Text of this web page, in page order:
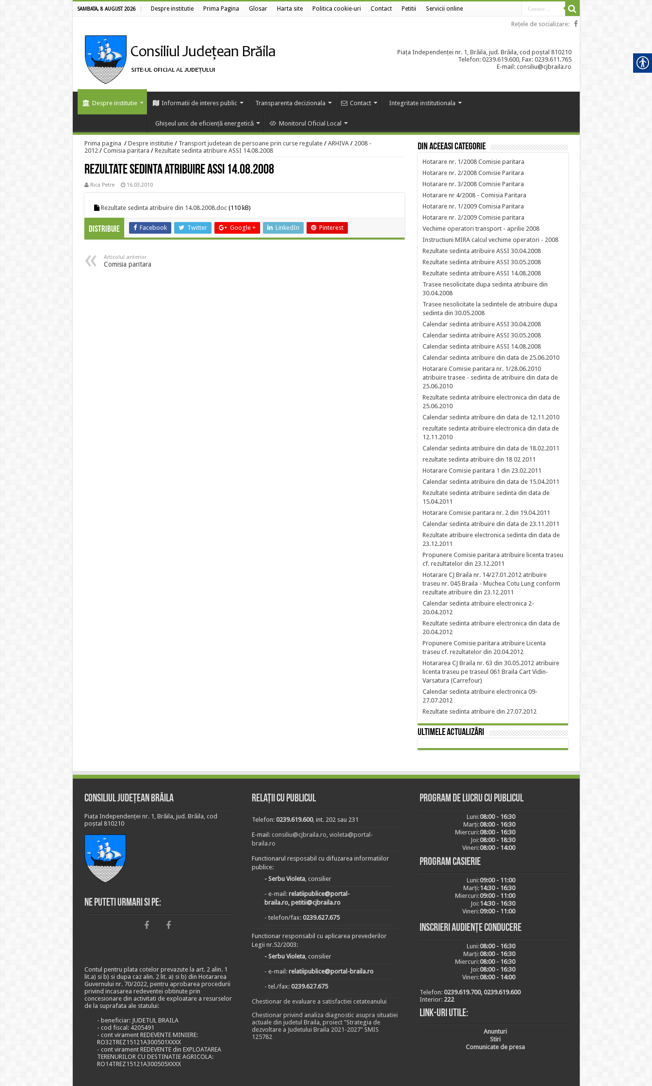
SAMBATA, 8 AUGUST 2026 Despre institutie Prima Pagina Glosar Harta site Politica cookie-uri Contact Petitii Servicii online
Rețele de socializare:
Piața Independenței nr. 1, Brăila, jud. Brăila, cod poștal 810210
Telefon: 0239.619.600, Fax: 0239.611.765
E-mail: consiliu@cjbraila.ro
Despre institutie Informatii de interes public Transparenta decizionala Contact Integritate institutionala
Ghișeul unic de eficiență energetică Monitorul Oficial Local
Prima pagina / Despre institutie / Transport judetean de persoane prin curse regulate / ARHIVA / 2008 -
2012 / Comisia paritara / Rezultate sedinta atribuire ASSI 14.08.2008
Rezultate sedinta atribuire ASSI 14.08.2008
Rica Petre 16.03.2010
Rezultate sedinta atribuire din 14.08.2008.doc(110 kB)
Distribuie Facebook Twitter Google + LinkedIn Pinterest
Articolul anterior
Comisia paritara
Din aceeasi categorie
Hotarare nr. 1/2008 Comisie paritara
Hotarare nr. 2/2008 Comisie Paritara
Hotarare nr. 3/2008 Comisie Paritara
Hotarare nr 4/2008 - Comisia Paritara
Hotarare nr. 1/2009 Comisia Paritara
Hotarare nr. 2/2009 Comisie paritara
Vechime operatori transport - aprilie 2008
Instructiuni MIRA calcul vechime operatori - 2008
Rezultate sedinta atribuire ASSI 30.04.2008
Rezultate sedinta atribuire ASSI 30.05.2008
Rezultate sedinta atribuire ASSI 14.08.2008
Trasee nesolicitate dupa sedinta atribuire din
30.04.2008
Trasee nesolicitate la sedintele de atribuire dupa
sedinta din 30.05.2008
Calendar sedinta atribuire ASSI 30.04.2008
Calendar sedinta atribuire ASSI 30.05.2008
Calendar sedinta atribuire ASSI 14.08.2008
Calendar sedinta atribuire din data de 25.06.2010
Hotarare Comisie paritara nr. 1/28.06.2010
atribuire trasee - sedinta de atribuire din data de
25.06.2010
Rezultate sedinta atribuire electronica din data de
25.06.2010
Calendar sedinta atribuire din data de 12.11.2010
rezultate sedinta atribuire electronica din data de
12.11.2010
Calendar sedinta atribuire din data de 18.02.2011
rezultate sedinta atribuire din 18 02 2011
Hotarare Comisie paritara 1 din 23.02.2011
Calendar sedinta atribuire din data de 15.04.2011
Rezultate sedinta atribuire sedinta din data de
15.04.2011
Hotarare Comisie paritara nr. 2 din 19.04.2011
Calendar sedinta atribuire din data de 23.11.2011
Rezultate atribuire electronica sedinta din data de
23.12.2011
Propunere Comisie paritara atribuire licenta traseu
cf. rezultatelor din 23.12.2011
Hotarare CJ Braila nr. 14/27.01.2012 atribuire
traseu nr. 045 Braila - Muchea Cotu Lung conform
rezultate atribuire din 23.12.2011
Calendar sedinta atribuire electronica 2-
20.04.2012
Rezultate sedinta atribuire electronica din data de
20.04.2012
Propunere Comisie paritara atribuire Licenta
traseu cf. rezultatelor din 20.04.2012
Hotararea CJ Braila nr. 63 din 30.05.2012 atribuire
licenta traseu pe traseul 061 Braila Cart Vidin-
Varsatura (Carrefour)
Calendar sedinta atribuire electronica 09-
27.07.2012
Rezultate sedinta atribuire din 27.07.2012
Ultimele actualizări
Consiliul Județean Brăila
Piața Independenței nr. 1, Brăila, jud. Brăila, cod
poștal 810210
Ne puteti urmari si pe:
Contul pentru plata cotelor prevazute la art. 2 alin. 1
lit.a) si b) si dupa caz alin. 2 lit. a) si b) din Hotararea
Guvernului nr. 70/2022, pentru aprobarea procedurii
privind incasarea redeventei obtinute prin
concesionare din activitati de exploatare a resurselor
de la suprafata ale statului:
- beneficiar: JUDETUL BRAILA
- cod fiscal: 4205491
- cont virament REDEVENTE MINIERE:
RO32TREZ15121A300501XXXX
- cont virament REDEVENTE din EXPLOATAREA
TERENURILOR CU DESTINATIE AGRICOLA:
RO14TREZ15121A300505XXXX
Relații cu publicul
Telefon:0239.619.600, int. 202 sau 231
E-mail:consiliu@cjbraila.ro,violeta@portal-
braila.ro
Functionarul resposabil cu difuzarea informatiilor
publice:
- Serbu Violeta, consilier
- e-mail:relatiipublice@portal-
braila.ro, petitii@cjbraila.ro
- telefon/fax:0239.627.675
Functionar responsabil cu aplicarea prevederilor
Legii nr.52/2003:
- Serbu Violeta, consilier
- e-mail:relatiipublice@portal-braila.ro
- tel./fax:0239.627.675
Chestionar de evaluare a satisfactiei cetateanului
Chestionar privind analiza diagnostic asupra situatiei
actuale din judetul Braila, proiect "Strategia de
dezvoltare a Judetului Braila 2021-2027" SMIS
125782
Program de lucru cu publicul
Luni:08:00 - 16:30
Marți:08:00 - 16:30
Miercuri:08:00 - 16:30
Joi:08:00 - 18:30
Vineri:08:00 - 14:00
Program casierie
Luni:09:00 - 11:00
Marți:14:30 - 16:30
Miercuri:09:00 - 11:00
Joi:14:30 - 16:30
Vineri:09:00 - 11:00
Inscrieri audiențe conducere
Luni:08:00 - 16:30
Marți:08:00 - 16:30
Miercuri:08:00 - 16:30
Joi:08:00 - 16:30
Vineri:08:00 - 14:00
Telefon: 0239.619.700, 0239.619.600
Interior: 222
Link-uri utile:
Anunturi
Stiri
Comunicate de presa